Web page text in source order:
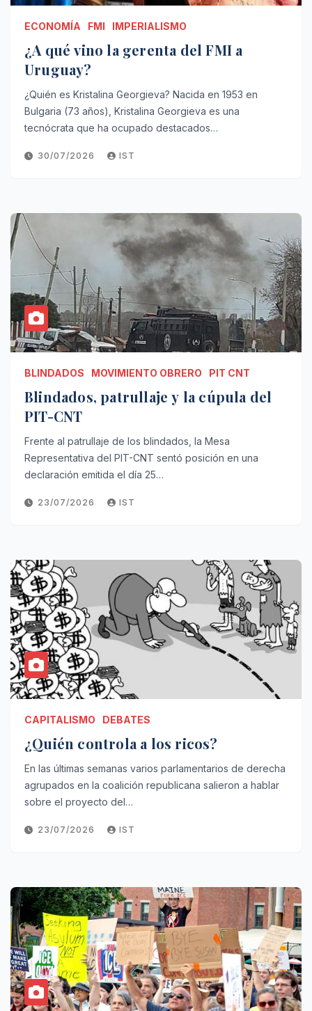
ECONOMÍA FMI IMPERIALISMO
¿A qué vino la gerenta del FMI a
Uruguay?
¿Quién es Kristalina Georgieva? Nacida en 1953 en
Bulgaria (73 años), Kristalina Georgieva es una
tecnócrata que ha ocupado destacados…
30/07/2026 IST
BLINDADOS MOVIMIENTO OBRERO PIT CNT
Blindados, patrullaje y la cúpula del
PIT-CNT
Frente al patrullaje de los blindados, la Mesa
Representativa del PIT-CNT sentó posición en una
declaración emitida el día 25…
23/07/2026 IST
CAPITALISMO DEBATES
¿Quién controla a los ricos?
En las últimas semanas varios parlamentarios de derecha
agrupados en la coalición republicana salieron a hablar
sobre el proyecto del…
23/07/2026 IST